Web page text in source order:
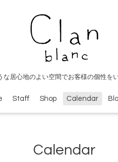
居心地のよい空間でお客様の個性を
Staff Shop Calendar
Calendar